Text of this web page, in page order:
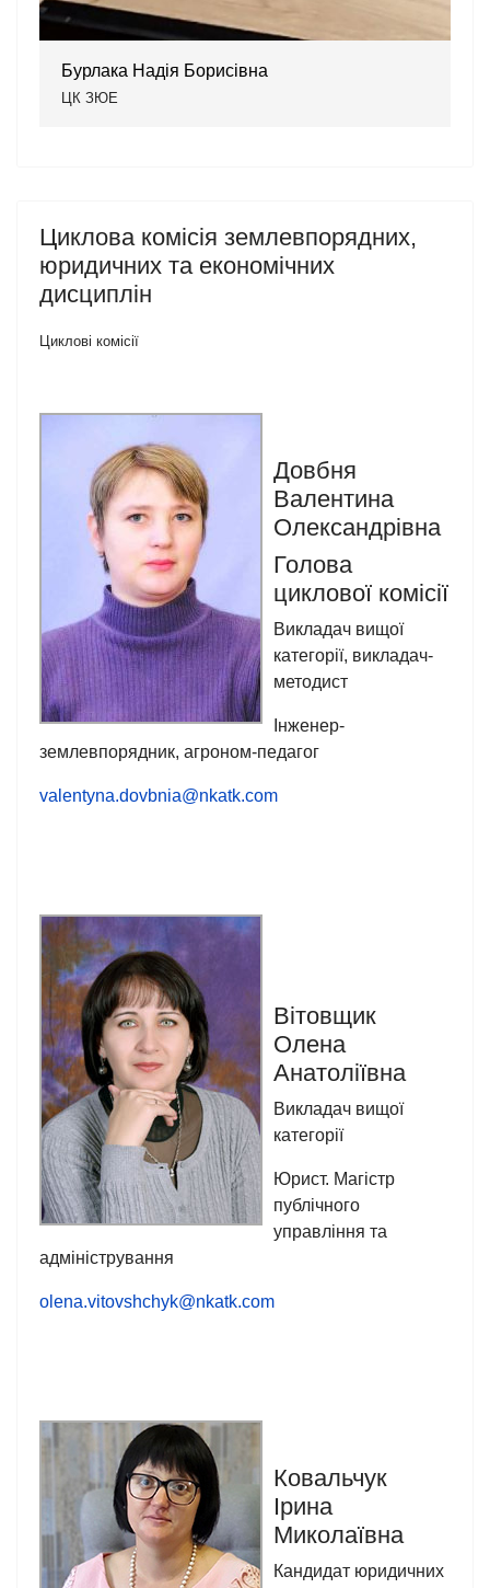
Бурлака Надія Борисівна
ЦК ЗЮЕ
Циклова комісія землевпорядних,
юридичних та економічних
дисциплін
Циклові комісії
Довбня
Валентина
Олександрівна
Голова
циклової комісії
Викладач вищої
категорії, викладач-
методист
Інженер-
землевпорядник, агроном-педагог
valentyna.dovbnia@nkatk.com
Вітовщик
Олена
Анатоліївна
Викладач вищої
категорії
Юрист. Магістр
публічного
управління та
адміністрування
olena.vitovshchyk@nkatk.com
Ковальчук
Ірина
Миколаївна
Кандидат юридичних